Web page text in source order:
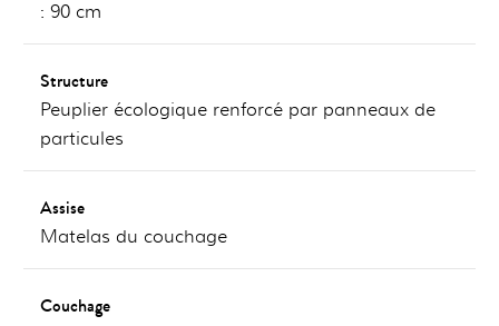
: 90 cm
Structure
Peuplier écologique renforcé par panneaux de
particules
Assise
Matelas du couchage
Couchage